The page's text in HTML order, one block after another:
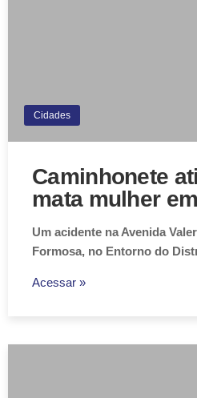
Cidades
Caminhonete
mata mulher
Um acidente na Avenida
Formosa, no Entorno do
Acessar »